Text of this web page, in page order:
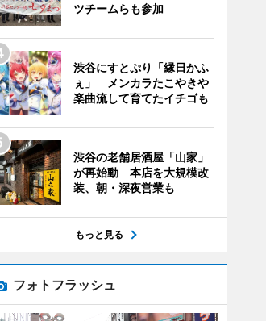
ツチームらも参加
渋谷にすとぷり「縁日かふ
ぇ」 メンカラたこやきや
楽曲流して育てたイチゴも
渋谷の老舗居酒屋「山家」
が再始動 本店を大規模改
装、朝・深夜営業も
もっと見る
フォトフラッシュ